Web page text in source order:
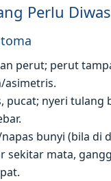
Perlu
perut; perut
asimetris.
pucat; nyeri tulang
bunyi (bila di
sekitar mata,